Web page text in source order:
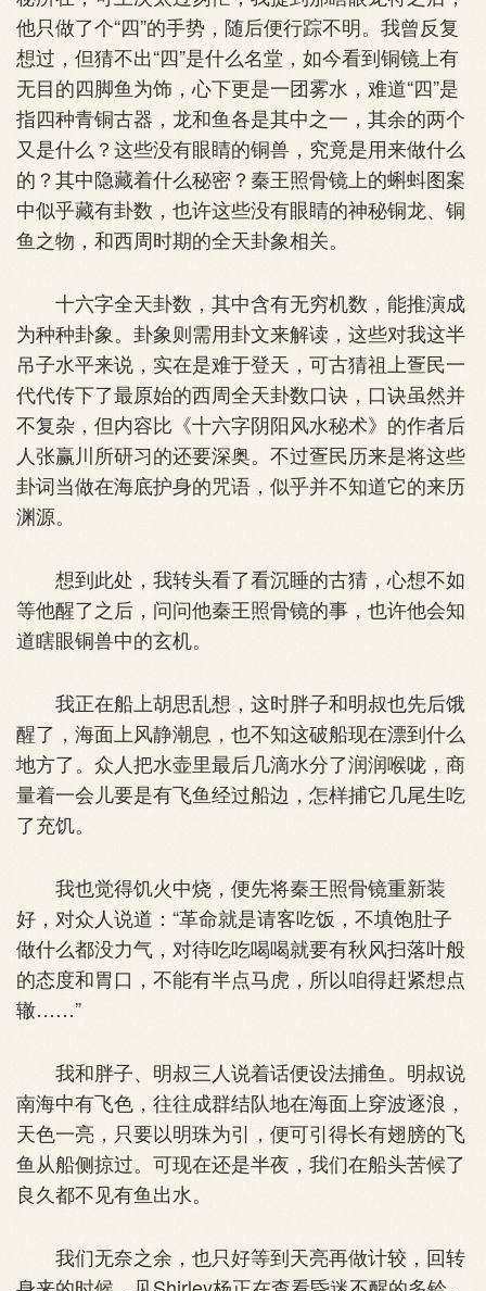
他只做了个“四”的手势，随后便行踪不明。我曾反复
想过，但猜不出“四”是什么名堂，如今看到铜镜上有
无目的四脚鱼为饰，心下更是一团雾水，难道“四”是
指四种青铜古器，龙和鱼各是其中之一，其余的两个
又是什么？这些没有眼睛的铜兽，究竟是用来做什么
的？其中隐藏着什么秘密？秦王照骨镜上的蝌蚪图案
中似乎藏有卦数，也许这些没有眼睛的神秘铜龙、铜
鱼之物，和西周时期的全天卦象相关。
十六字全天卦数，其中含有无穷机数，能推演成
为种种卦象。卦象则需用卦文来解读，这些对我这半
吊子水平来说，实在是难于登天，可古猜祖上疍民一
代代传下了最原始的西周全天卦数口诀，口诀虽然并
不复杂，但内容比《十六字阴阳风水秘术》的作者后
人张赢川所研习的还要深奥。不过疍民历来是将这些
卦词当做在海底护身的咒语，似乎并不知道它的来历
渊源。
想到此处，我转头看了看沉睡的古猜，心想不如
等他醒了之后，问问他秦王照骨镜的事，也许他会知
道瞎眼铜兽中的玄机。
我正在船上胡思乱想，这时胖子和明叔也先后饿
醒了，海面上风静潮息，也不知这破船现在漂到什么
地方了。众人把水壶里最后几滴水分了润润喉咙，商
量着一会儿要是有飞鱼经过船边，怎样捕它几尾生吃
了充饥。
我也觉得饥火中烧，便先将秦王照骨镜重新装
好，对众人说道：“革命就是请客吃饭，不填饱肚子
做什么都没力气，对待吃吃喝喝就要有秋风扫落叶般
的态度和胃口，不能有半点马虎，所以咱得赶紧想点
辙……”
我和胖子、明叔三人说着话便设法捕鱼。明叔说
南海中有飞色，往往成群结队地在海面上穿波逐浪，
天色一亮，只要以明珠为引，便可引得长有翅膀的飞
鱼从船侧掠过。可现在还是半夜，我们在船头苦候了
良久都不见有鱼出水。
我们无奈之余，也只好等到天亮再做计较，回转